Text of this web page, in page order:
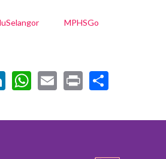
MPHSGo
LinkedIn
WhatsApp
Email
Print